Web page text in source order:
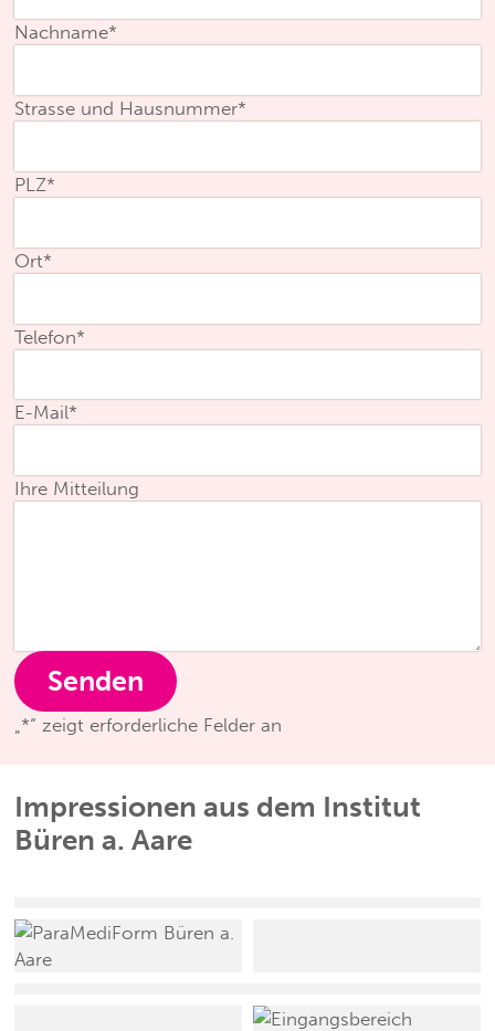
*“ zeigt erforderliche Felder an
Nachname*
Strasse und Hausnummer*
PLZ*
Ort*
Telefon*
E-Mail*
Ihre Mitteilung
Impressionen aus dem Institut
Büren a. Aare